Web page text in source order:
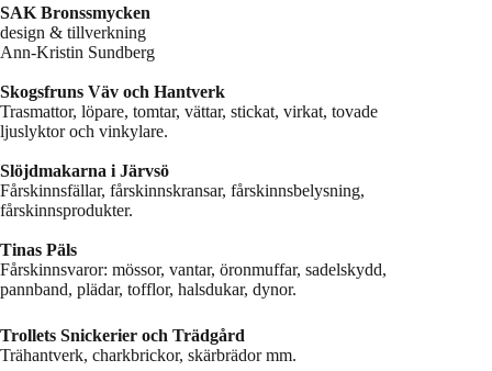
SAK Bronssmycken
design & tillverkning
Ann-Kristin Sundberg
Skogsfruns Väv och Hantverk
Trasmattor, löpare, tomtar, vättar, stickat, virkat, tovade
ljuslyktor och vinkylare.
Slöjdmakarna i Järvsö
Fårskinnsfällar, fårskinnskransar, fårskinnsbelysning,
fårskinnsprodukter.
Tinas Päls
Fårskinnsvaror: mössor, vantar, öronmuffar, sadelskydd,
pannband, plädar, tofflor, halsdukar, dynor.
Trollets Snickerier och Trädgård
Trähantverk, charkbrickor, skärbrädor mm.